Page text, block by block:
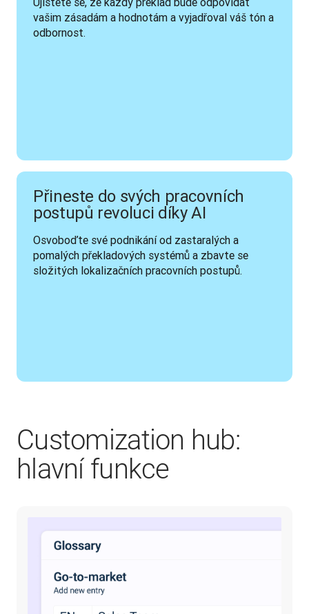
vašim zásadám a hodnotám a vyjadřoval váš tón a
odbornost.
Přineste do svých pracovních
postupů revoluci díky AI
Osvoboďte své podnikání od zastaralých a
pomalých překladových systémů a zbavte se
složitých lokalizačních pracovních postupů.
Customization hub:
hlavní funkce